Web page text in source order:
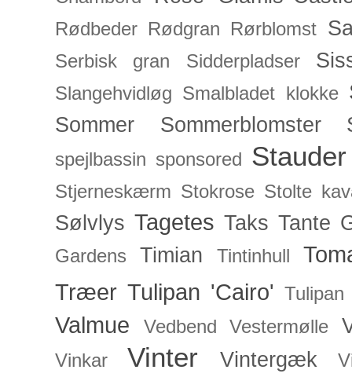
Rødbeder Rødgran Rørblomst
Serbisk gran Sidderpladser
Slangehvidløg Smalbladet klokke
Sommer Sommerblomster
spejlbassin sponsored Stauder
Stjerneskærm Stokrose Stolte
Sølvlys Tagetes Taks Tante
Gardens Timian Tintinhull
Træer Tulipan 'Cairo'
Valmue Vedbend Vestermølle
Vinkar Vinter Vintergæk